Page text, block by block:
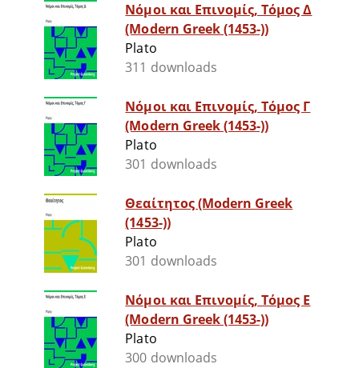
Νόμοι και Επινομίς, Τόμος Δ
(Modern Greek (1453-))
Plato
311 downloads
Νόμοι και Επινομίς, Τόμος Γ
(Modern Greek (1453-))
Plato
301 downloads
Θεαίτητος (Modern Greek
(1453-))
Plato
301 downloads
Νόμοι και Επινομίς, Τόμος Ε
(Modern Greek (1453-))
Plato
300 downloads